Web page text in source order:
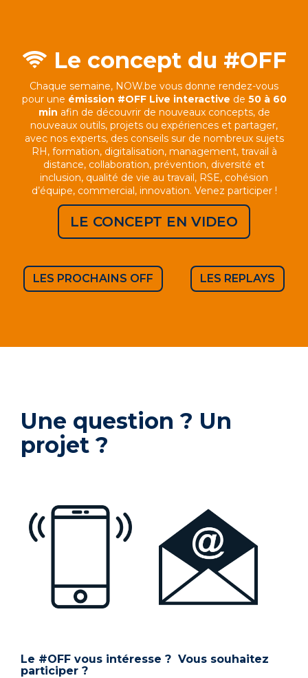
Le concept du #OFF
Chaque semaine, NOW.be vous donne rendez-vous
pour une émission #OFF Live interactive de 50 à 60
min afin de découvrir de nouveaux concepts, de
nouveaux outils, projets ou expériences et partager,
avec nos experts, des conseils sur de nombreux sujets
RH, formation, digitalisation, management, travail à
distance, collaboration, prévention, diversité et
inclusion, qualité de vie au travail, RSE, cohésion
d’équipe, commercial, innovation. Venez participer !
LE CONCEPT EN VIDEO
LES PROCHAINS OFF LES REPLAYS
Une question ? Un
projet ?
Le #OFF vous intéresse ? Vous souhaitez
participer ?